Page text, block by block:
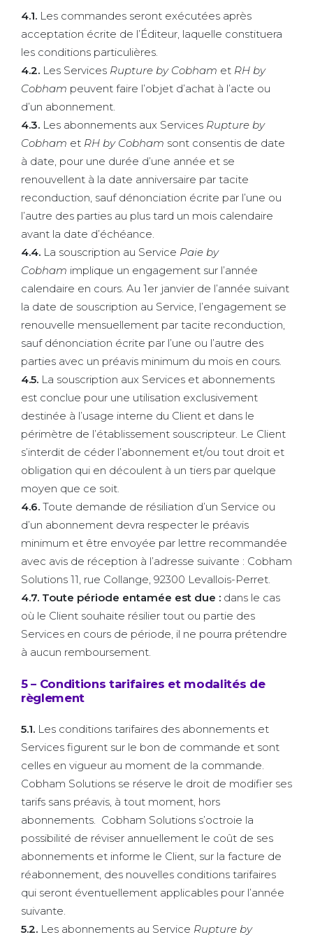
4.1. Les commandes seront exécutées après
acceptation écrite de l’Éditeur, laquelle constituera
les conditions particulières.
4.2. Les Services Rupture by Cobham et RH by
Cobham peuvent faire l’objet d’achat à l’acte ou
d’un abonnement.
4.3. Les abonnements aux Services Rupture by
Cobham et RH by Cobham sont consentis de date
à date, pour une durée d’une année et se
renouvellent à la date anniversaire par tacite
reconduction, sauf dénonciation écrite par l’une ou
l’autre des parties au plus tard un mois calendaire
avant la date d’échéance.
4.4. La souscription au Service Paie by
Cobham implique un engagement sur l’année
calendaire en cours. Au 1er janvier de l’année suivant
la date de souscription au Service, l’engagement se
renouvelle mensuellement par tacite reconduction,
sauf dénonciation écrite par l’une ou l’autre des
parties avec un préavis minimum du mois en cours.
4.5. La souscription aux Services et abonnements
est conclue pour une utilisation exclusivement
destinée à l’usage interne du Client et dans le
périmètre de l’établissement souscripteur. Le Client
s’interdit de céder l’abonnement et/ou tout droit et
obligation qui en découlent à un tiers par quelque
moyen que ce soit.
4.6. Toute demande de résiliation d’un Service ou
d’un abonnement devra respecter le préavis
minimum et être envoyée par lettre recommandée
avec avis de réception à l’adresse suivante : Cobham
Solutions 11, rue Collange, 92300 Levallois-Perret.
4.7. Toute période entamée est due : dans le cas
où le Client souhaite résilier tout ou partie des
Services en cours de période, il ne pourra prétendre
à aucun remboursement.
5 – Conditions tarifaires et modalités de
règlement
5.1. Les conditions tarifaires des abonnements et
Services figurent sur le bon de commande et sont
celles en vigueur au moment de la commande.
Cobham Solutions se réserve le droit de modifier ses
tarifs sans préavis, à tout moment, hors
abonnements. Cobham Solutions s’octroie la
possibilité de réviser annuellement le coût de ses
abonnements et informe le Client, sur la facture de
réabonnement, des nouvelles conditions tarifaires
qui seront éventuellement applicables pour l’année
suivante.
5.2. Les abonnements au Service Rupture by